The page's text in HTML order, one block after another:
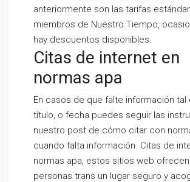
anteriormente son las tarifas
miembros de Nuestro Tiempo,
hay descuentos disponibles.
Citas de internet en
normas apa
En casos de que falte información tal
título, o fecha puedes seguir las
nuestro post de cómo citar con
cuando falta información. Citas de
normas apa, estos sitios web ofrecen
personas trans un lugar seguro y